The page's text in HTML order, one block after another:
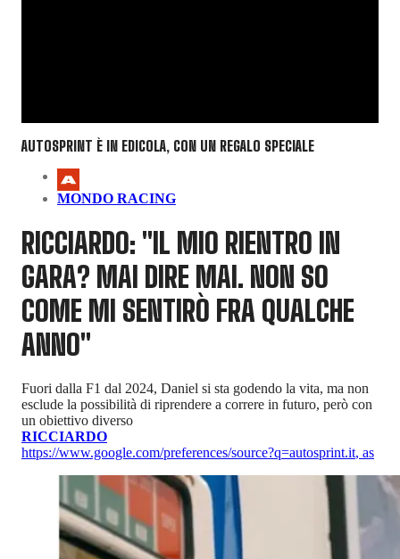
AUTOSPRINT È IN EDICOLA, CON UN REGALO SPECIALE
MONDO RACING
RICCIARDO: "IL MIO RIENTRO IN
GARA? MAI DIRE MAI. NON SO
COME MI SENTIRÒ FRA QUALCHE
ANNO"
Fuori dalla F1 dal 2024, Daniel si sta godendo la vita, ma non
esclude la possibilità di riprendere a correre in futuro, però con
un obiettivo diverso
RICCIARDO
https://www.google.com/preferences/source?q=autosprint.it, as